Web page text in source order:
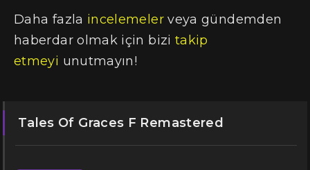
Daha fazla incelemelerveya gündemden
haberdar olmak için bizi takip
etmeyi unutmayın!
Tales Of Graces F Remastered